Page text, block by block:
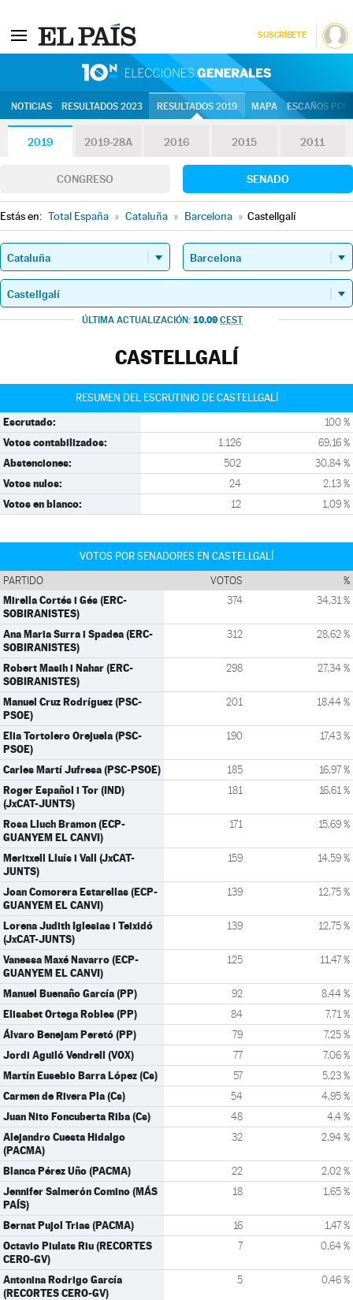
SUSCRÍBETE
NOTICIAS RESULTADOS 2023 RESULTADOS 2019 MAPA ESCAÑOS
2019 2019-28A 2016 2015 2011
CONGRESO SENADO
Estás en: Total España » Cataluña » Barcelona » Castellgalí
ÚLTIMA ACTUALIZACIÓN: 10.09 CEST
CASTELLGALÍ
RESUMEN DEL ESCRUTINIO DE CASTELLGALÍ
Escrutado: 100 %
Votos contabilizados: 1.126 69,16 %
Abstenciones: 502 30,84 %
Votos nulos: 24 2,13 %
Votos en blanco: 12 1,09 %
VOTOS POR SENADORES EN CASTELLGALÍ
PARTIDO VOTOS %
Mirella Cortés i Gés (ERC-
SOBIRANISTES)
374 34,31 %
Ana Maria Surra i Spadea (ERC-
SOBIRANISTES)
312 28,62 %
Robert Masih i Nahar (ERC-
SOBIRANISTES)
298 27,34 %
Manuel Cruz Rodríguez (PSC-
PSOE)
201 18,44 %
Elia Tortolero Orejuela (PSC-
PSOE)
190 17,43 %
Carles Martí Jufresa (PSC-PSOE) 185 16,97 %
Roger Español i Tor (IND)
(JxCAT-JUNTS)
181 16,61 %
Rosa Lluch Bramon (ECP-
GUANYEM EL CANVI)
171 15,69 %
Meritxell Lluís i Vall (JxCAT-
JUNTS)
159 14,59 %
Joan Comorera Estarellas (ECP-
GUANYEM EL CANVI)
139 12,75 %
Lorena Judith Iglesias i Teixidó
(JxCAT-JUNTS)
139 12,75 %
Vanessa Maxé Navarro (ECP-
GUANYEM EL CANVI)
125 11,47 %
Manuel Buenaño García (PP) 92 8,44 %
Elisabet Ortega Robles (PP) 84 7,71 %
Álvaro Benejam Peretó (PP) 79 7,25 %
Jordi Aguiló Vendrell (VOX) 77 7,06 %
Martín Eusebio Barra López (Cs) 57 5,23 %
Carmen de Rivera Pla (Cs) 54 4,95 %
Juan Nito Foncuberta Riba (Cs) 48 4,4 %
Alejandro Cuesta Hidalgo
(PACMA)
32 2,94 %
Blanca Pérez Uño (PACMA) 22 2,02 %
Jennifer Salmerón Comino (MÁS
PAÍS)
18 1,65 %
Bernat Pujol Trias (PACMA) 16 1,47 %
Octavio Piulats Riu (RECORTES
CERO-GV)
7 0,64 %
Antonina Rodrigo García
(RECORTES CERO-GV)
5 0,46 %